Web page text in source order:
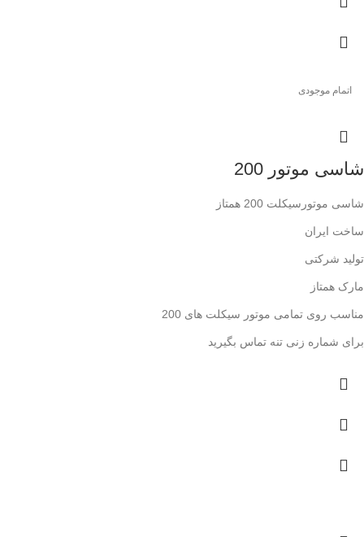
اتمام موجودی
شاسی موتور 200
شاسی موتورسیکلت 200 همتاز
ساخت ایران
تولید شرکتی
مارک همتاز
مناسب روی تمامی موتور سیکلت های 200
برای شماره زنی تنه تماس بگیرید